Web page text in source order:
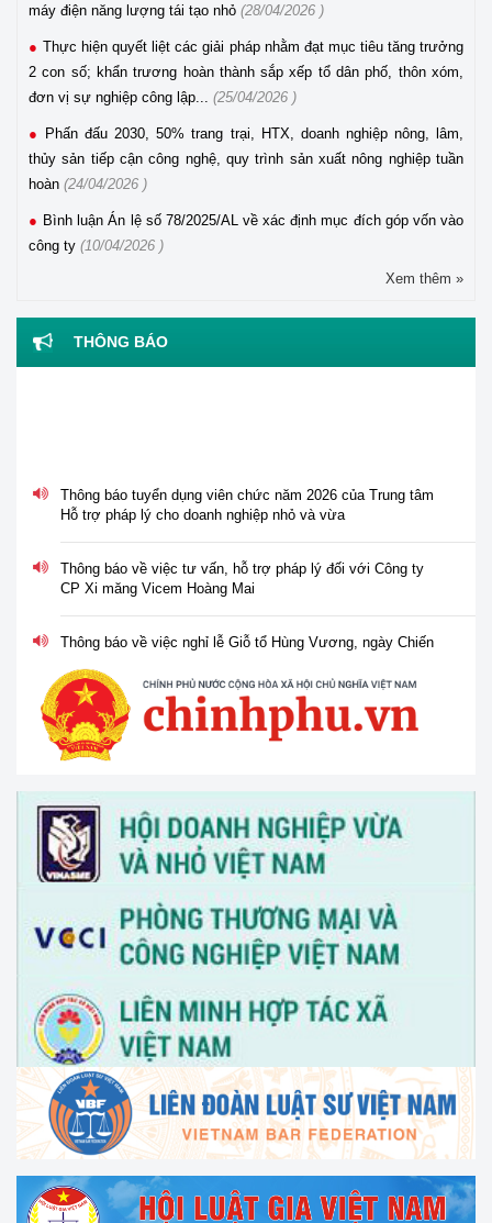
máy điện năng lượng tái tạo nhỏ (28/04/2026 )
Thực hiện quyết liệt các giải pháp nhằm đạt mục tiêu tăng trưởng
2 con số; khẩn trương hoàn thành sắp xếp tổ dân phố, thôn xóm,
đơn vị sự nghiệp công lập...
(25/04/2026 )
Phấn đấu 2030, 50% trang trại, HTX, doanh nghiệp nông, lâm,
thủy sản tiếp cận công nghệ, quy trình sản xuất nông nghiệp tuần
hoàn (24/04/2026 )
Bình luận Án lệ số 78/2025/AL về xác định mục đích góp vốn vào
công ty (10/04/2026 )
Xem thêm »
THÔNG BÁO
Hỗ trợ pháp lý cho doanh nghiệp nhỏ và vừa
Thông báo về việc tư vấn, hỗ trợ pháp lý đối với Công ty
CP Xi măng Vicem Hoàng Mai
Thông báo về việc nghỉ lễ Giỗ tổ Hùng Vương, ngày Chiến
thắng 30/4 và ngày Quốc tế Lao động 01/5 năm 2026
Tổ chức Hội nghị tập huấn "Tư vấn, hỗ trợ pháp lý cho phụ
nữ khởi nghiệp, phát triển kinh doanh" vào ngày 30/3/2026
V/v thông tin và đề nghị phối hợp triển khai hoạt động của